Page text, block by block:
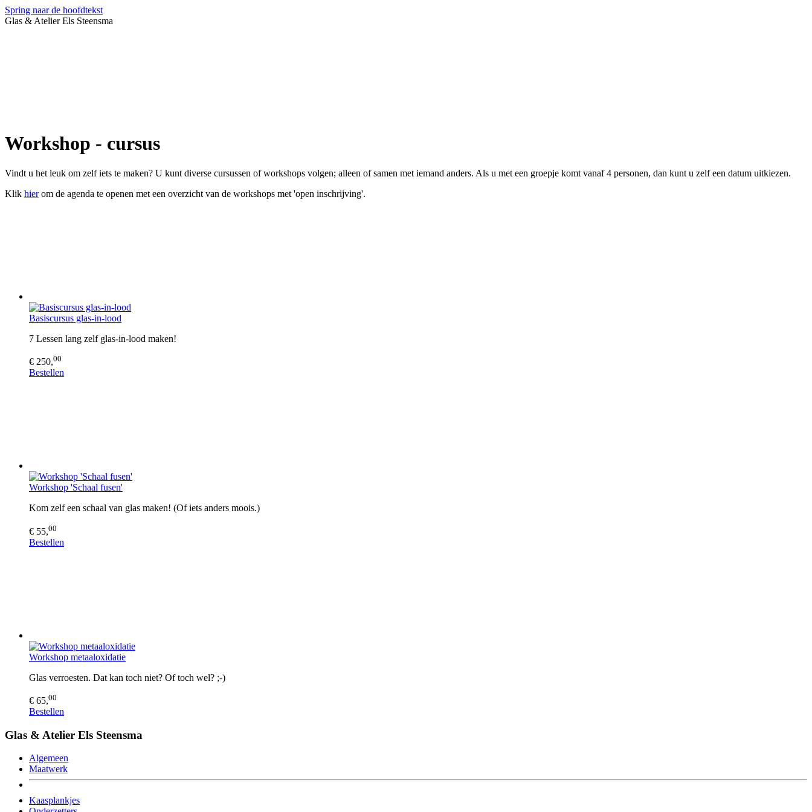
Spring naar de hoofdtekst
Glas & Atelier Els Steensma
Workshop - cursus
Vindt u het leuk om zelf iets te maken? U kunt diverse cursussen of workshops volgen; alleen of samen met iemand anders. Als u met een groepje komt vanaf 4 personen, dan kunt u zelf een datum uitkiezen.
Klik hierom de agenda te openen met een overzicht van de workshops met 'open inschrijving'.
Basiscursus glas-in-lood
7 Lessen lang zelf glas-in-lood maken!
€ 250,00
Bestellen
Workshop 'Schaal fusen'
Kom zelf een schaal van glas maken! (Of iets anders moois.)
€ 55,00
Bestellen
Workshop metaaloxidatie
Glas verroesten. Dat kan toch niet? Of toch wel? ;-)
€ 65,00
Bestellen
Glas & Atelier Els Steensma
Algemeen
Maatwerk
Kaasplankjes